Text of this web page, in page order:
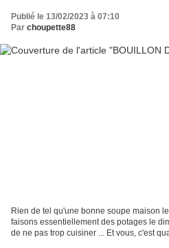
Publié le 13/02/2023 à 07:10
Par choupette88
Rien de tel qu'une bonne soupe maison
faisons essentiellement des potages le
de ne pas trop cuisiner ... Et vous, c'est